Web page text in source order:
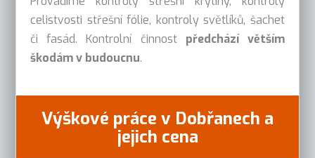
celistvosti střešní fólie, kontroly světlíků, šachet
či fasád. Kontrolní činnost předchází větším
škodám v budoucnu.
Výškové práce v Dobřanech a
jejich cena